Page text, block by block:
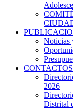
Noticias
CONTACTOS
2026
Distrital